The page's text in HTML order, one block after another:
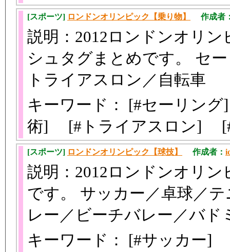
[スポーツ] ロンドンオリンピック【乗り物】 作成者
説明：2012ロンドンオリ
シュタグまとめです。 セ
トライアスロン／自転車
キーワード： [#セーリ
術] [#トライアスロン]
[スポーツ] ロンドンオリンピック【球技】 作成者：
説明：2012ロンドンオリ
です。 サッカー／卓球／
レー／ビーチバレー／バド
キーワード： [#サッカ